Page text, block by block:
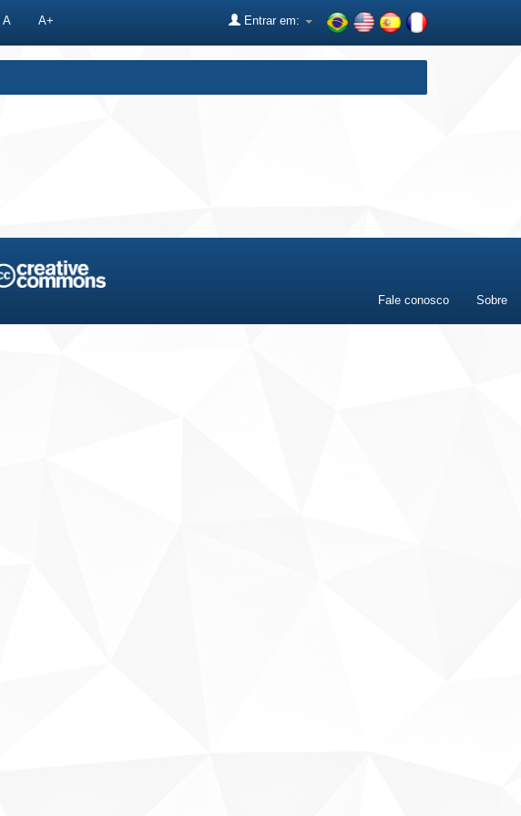
A A+ Entrar em:
Fale conosco Sobre